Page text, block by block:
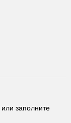
или заполните